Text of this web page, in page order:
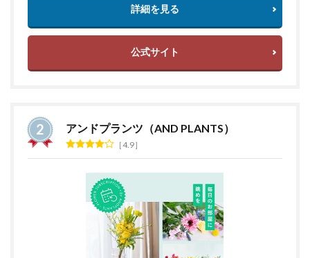
詳細を見る
公式サイト
アンドプランツ（AND PLANTS）
4.9